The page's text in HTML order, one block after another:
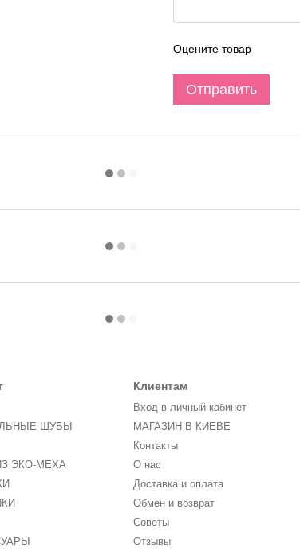
Оцените товар
Отправить
ШУБЫ
ЭКО-МЕХА
Клиентам
Вход в личный кабинет
МАГАЗИН В КИЕВЕ
Контакты
О нас
Доставка и оплата
Обмен и возврат
Советы
Отзывы